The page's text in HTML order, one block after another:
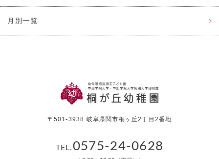
月別一覧
〒501-3938 岐阜県関市桐ヶ丘2丁目2番地
TEL.0575-24-0628